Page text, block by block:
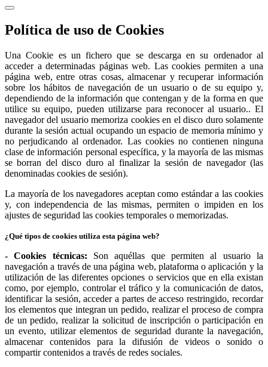
Política de uso de Cookies
Una Cookie es un fichero que se descarga en su ordenador al
acceder a determinadas páginas web. Las cookies permiten a una
página web, entre otras cosas, almacenar y recuperar información
sobre los hábitos de navegación de un usuario o de su equipo y,
dependiendo de la información que contengan y de la forma en que
utilice su equipo, pueden utilizarse para reconocer al usuario.. El
navegador del usuario memoriza cookies en el disco duro solamente
durante la sesión actual ocupando un espacio de memoria mínimo y
no perjudicando al ordenador. Las cookies no contienen ninguna
clase de información personal específica, y la mayoría de las mismas
se borran del disco duro al finalizar la sesión de navegador (las
denominadas cookies de sesión).
La mayoría de los navegadores aceptan como estándar a las cookies
y, con independencia de las mismas, permiten o impiden en los
ajustes de seguridad las cookies temporales o memorizadas.
¿Qué tipos de cookies utiliza esta página web?
- Cookies técnicas: Son aquéllas que permiten al usuario la
navegación a través de una página web, plataforma o aplicación y la
utilización de las diferentes opciones o servicios que en ella existan
como, por ejemplo, controlar el tráfico y la comunicación de datos,
identificar la sesión, acceder a partes de acceso restringido, recordar
los elementos que integran un pedido, realizar el proceso de compra
de un pedido, realizar la solicitud de inscripción o participación en
un evento, utilizar elementos de seguridad durante la navegación,
almacenar contenidos para la difusión de videos o sonido o
compartir contenidos a través de redes sociales.